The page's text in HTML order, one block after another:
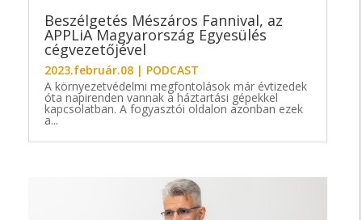
Beszélgetés Mészáros Fannival, az
APPLiA Magyarország Egyesülés
cégvezetőjével
2023.február.08 | PODCAST
A környezetvédelmi megfontolások már évtizedek
óta napirenden vannak a háztartási gépekkel
kapcsolatban. A fogyasztói oldalon azonban ezek
a...